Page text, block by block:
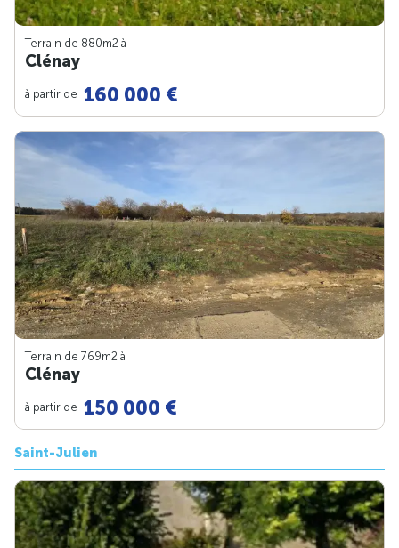
Terrain de 880m2 à
Clénay
à partir de 160 000 €
Terrain de 769m2 à
Clénay
à partir de 150 000 €
Saint-Julien